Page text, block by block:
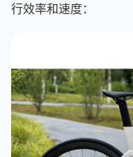
行效率和速度：